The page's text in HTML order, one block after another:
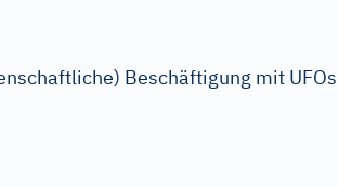
Beschäftigung mit UFOs